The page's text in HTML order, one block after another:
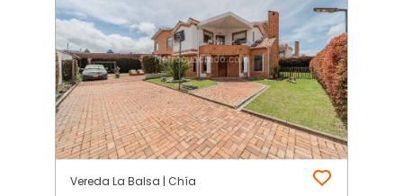
Vereda La Balsa | Chía